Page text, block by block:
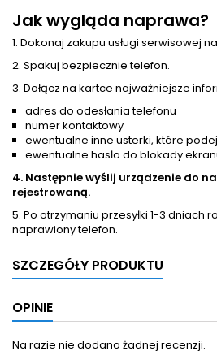
Jak wygląda naprawa?
1. Dokonaj zakupu usługi serwisowej
2. Spakuj bezpiecznie telefon.
3. Dołącz na kartce najważniejsze
adres do odesłania telefonu
numer kontaktowy
ewentualne inne usterki, które
ewentualne hasło do blokady
4. Następnie wyślij urządzenie do
rejestrowaną.
5. Po otrzymaniu przesyłki 1-3 dniach
naprawiony telefon.
SZCZEGÓŁY PRODUKTU
OPINIE
Na razie nie dodano żadnej recenzji.